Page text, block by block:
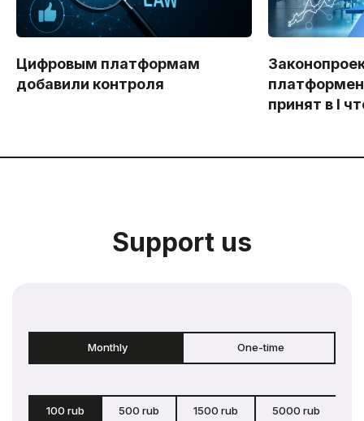
Цифровым платформам
добавили контроля
принят в I
Support us
Monthly One-time
100 rub 500 rub 1500 rub 5000 rub